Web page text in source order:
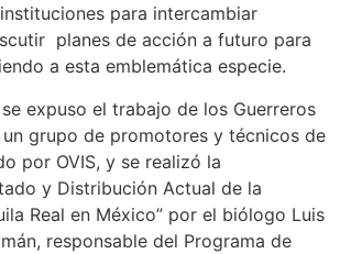
para intercambiar
planes de acción a futuro para
a esta emblemática especie.
expuso el trabajo de los Guerreros
un grupo de promotores y técnicos de
por OVIS, y se realizó la
y Distribución Actual de la
Real en México” por el biólogo Luis
responsable del Programa de